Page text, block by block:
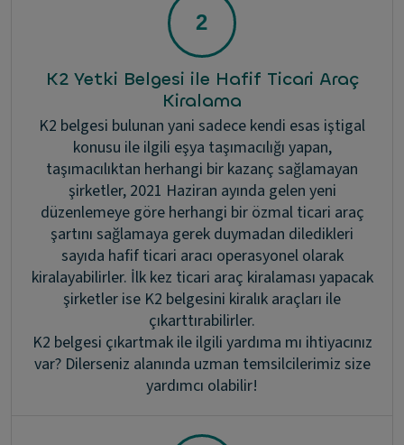
K2 Yetki Belgesi ile Hafif Ticari Araç
Kiralama
K2 belgesi bulunan yani sadece kendi esas iştigal
konusu ile ilgili eşya taşımacılığı yapan,
taşımacılıktan herhangi bir kazanç sağlamayan
şirketler, 2021 Haziran ayında gelen yeni
düzenlemeye göre herhangi bir özmal ticari araç
şartını sağlamaya gerek duymadan diledikleri
sayıda hafif ticari aracı operasyonel olarak
kiralayabilirler. İlk kez ticari araç kiralaması yapacak
şirketler ise K2 belgesini kiralık araçları ile
çıkarttırabilirler.
K2 belgesi çıkartmak ile ilgili yardıma mı ihtiyacınız
var? Dilerseniz alanında uzman temsilcilerimiz size
yardımcı olabilir!